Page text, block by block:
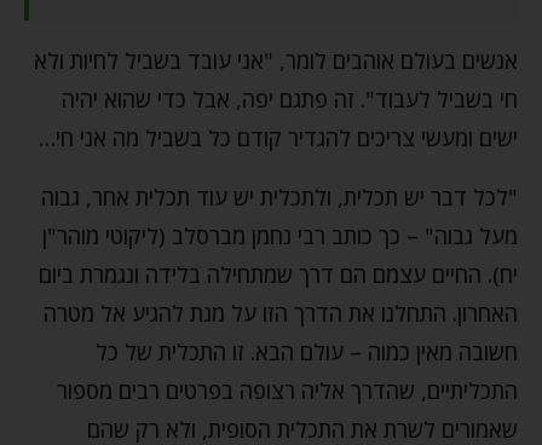
אנשים בעולם אוהבים לומר, "אני עובד בשביל לחיות ולא
חי בשביל לעבוד". זה פתגם יפה, אבל כדי שהוא יהיה
ישים ומעשי צריכים להגדיר קודם כל בשביל מה אני חי…
"לכל דבר יש תכלית, ולתכלית יש עוד תכלית אחר, גבוה
מעל גבוה" – כך כותב רבי נחמן מברסלב (ליקוטי מוהר"ן
יח). החיים עצמם הם דרך שמתחילה בלידה ונגמרת ביום
האחרון. התחלנו את הדרך הזו על מנת להגיע אל מטרה
חשובה מאין כמוה – עולם הבא. זו התכלית של כל
התכליתיים, שהדרך אליה רצופה בפרטים רבים מספור
שאמורים לשרת את התכלית הסופית, ולא רק שהם